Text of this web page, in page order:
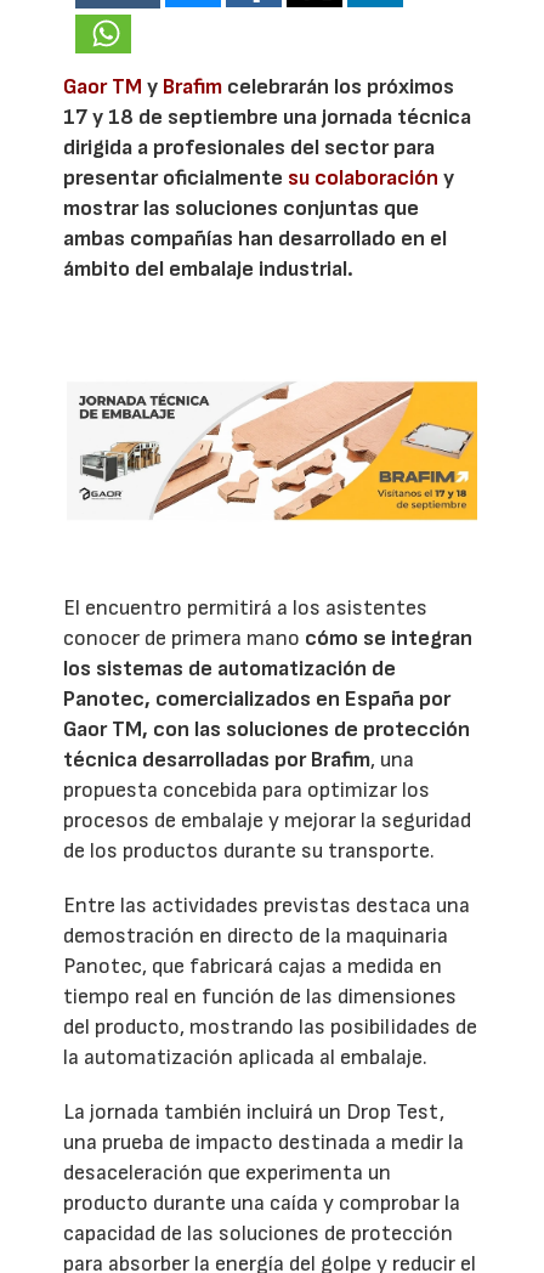
Gaor TM y Brafim celebrarán los próximos
17 y 18 de septiembre una jornada técnica
dirigida a profesionales del sector para
presentar oficialmente su colaboración y
mostrar las soluciones conjuntas que
ambas compañías han desarrollado en el
ámbito del embalaje industrial.
El encuentro permitirá a los asistentes
conocer de primera mano cómo se integran
los sistemas de automatización de
Panotec, comercializados en España por
Gaor TM, con las soluciones de protección
técnica desarrolladas por Brafim, una
propuesta concebida para optimizar los
procesos de embalaje y mejorar la seguridad
de los productos durante su transporte.
Entre las actividades previstas destaca una
demostración en directo de la maquinaria
Panotec, que fabricará cajas a medida en
tiempo real en función de las dimensiones
del producto, mostrando las posibilidades de
la automatización aplicada al embalaje.
La jornada también incluirá un Drop Test,
una prueba de impacto destinada a medir la
desaceleración que experimenta un
producto durante una caída y comprobar la
capacidad de las soluciones de protección
para absorber la energía del golpe y reducir el